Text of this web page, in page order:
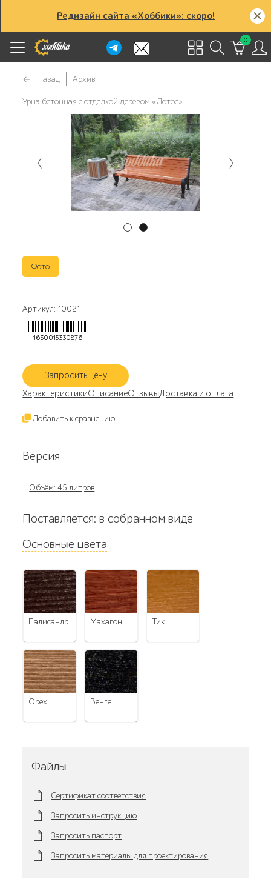
Редизайн сайта «Хоббики»: скоро!
0
Назад Архив
Урна бетонная с отделкой деревом «Лотос»
Фото
Артикул: 10021
4630015330876
Запросить цену
ХарактеристикиОписаниеОтзывыДоставка и оплата
Добавить к сравнению
Версия
Объём: 45 литров
Поставляется: в собранном виде
Основные цвета
палисандр махагон тик
орех венге
Файлы
Сертификат соответствия
Запросить инструкцию
Запросить паспорт
Запросить материалы для проектирования